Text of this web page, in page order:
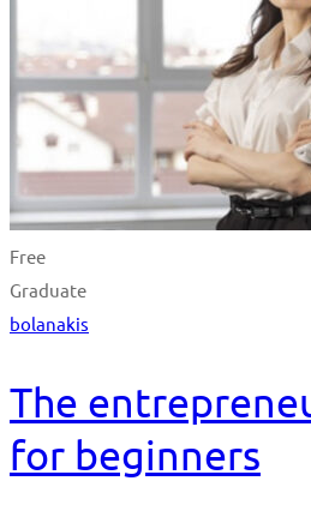
Free
Graduate
bolanakis
The
for beginners